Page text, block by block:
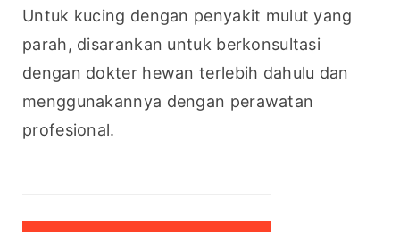
Untuk kucing dengan penyakit mulut yang
parah, disarankan untuk berkonsultasi
dengan dokter hewan terlebih dahulu dan
menggunakannya dengan perawatan
profesional.